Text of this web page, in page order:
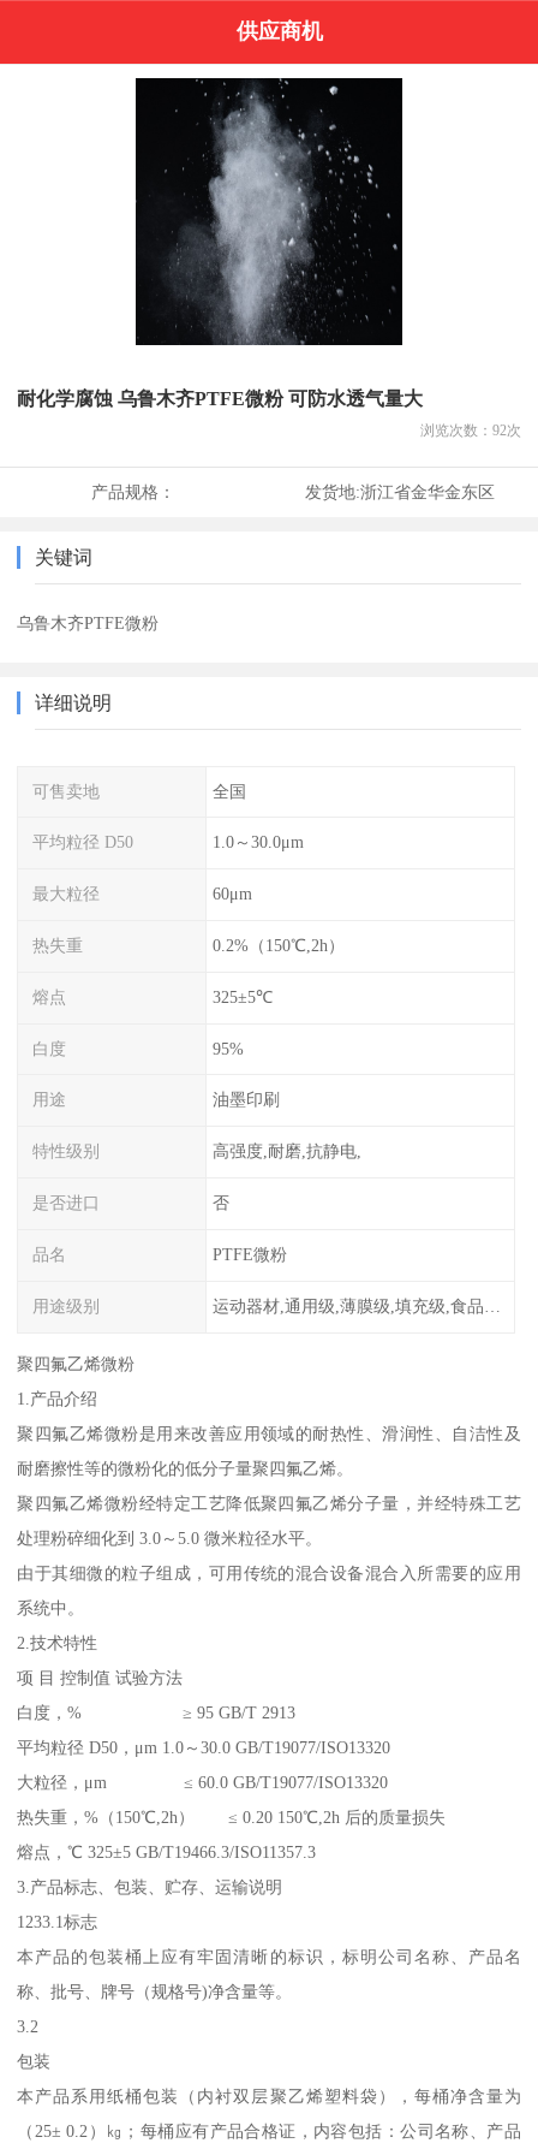
供应商机
耐化学腐蚀 乌鲁木齐PTFE微粉 可防水透气量大
浏览次数： 92次
产品规格： 发货地:浙江省金华金东区
关键词
乌鲁木齐PTFE微粉
详细说明
可售卖地 全国
平均粒径 D50 1.0～30.0μm
最大粒径 60μm
热失重 0.2%（150℃,2h）
熔点 325±5℃
白度 95%
用途 油墨印刷
特性级别 高强度,耐磨,抗静电,
是否进口 否
品名 PTFE微粉
用途级别
聚四氟乙烯微粉
1.产品介绍
聚四氟乙烯微粉是用来改善应用领域的耐热性、滑润性、自洁性及
耐磨擦性等的微粉化的低分子量聚四氟乙烯。
聚四氟乙烯微粉经特定工艺降低聚四氟乙烯分子量，并经特殊工艺
处理粉碎细化到 3.0～5.0 微米粒径水平。
由于其细微的粒子组成，可用传统的混合设备混合入所需要的应用
系统中。
2.技术特性
项 目 控制值 试验方法
白度，% ≥ 95 GB/T 2913
平均粒径 D50，μm 1.0～30.0 GB/T19077/ISO13320
大粒径，μm ≤ 60.0 GB/T19077/ISO13320
热失重，%（150℃,2h） ≤ 0.20 150℃,2h 后的质量损失
熔点，℃ 325±5 GB/T19466.3/ISO11357.3
3.产品标志、包装、贮存、运输说明
1233.1标志
本产品的包装桶上应有牢固清晰的标识，标明公司名称、产品名
称、批号、牌号（规格号)净含量等。
3.2
包装
本产品系用纸桶包装（内衬双层聚乙烯塑料袋），每桶净含量为
（25± 0.2）㎏；每桶应有产品合格证，内容包括：公司名称、产品